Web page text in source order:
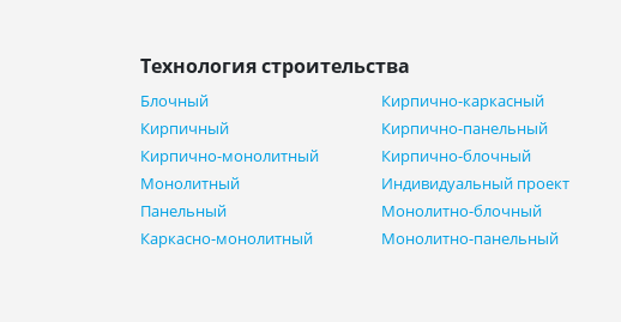
Технология строительства
Блочный
Кирпичный
Кирпично-монолитный
Монолитный
Панельный
Каркасно-монолитный
Кирпично-каркасный
Кирпично-панельный
Кирпично-блочный
Индивидуальный проект
Монолитно-блочный
Монолитно-панельный